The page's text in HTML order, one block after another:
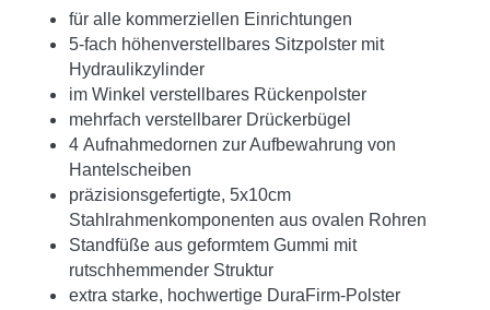
für alle kommerziellen Einrichtungen
5-fach höhenverstellbares Sitzpolster mit
Hydraulikzylinder
im Winkel verstellbares Rückenpolster
mehrfach verstellbarer Drückerbügel
4 Aufnahmedornen zur Aufbewahrung von
Hantelscheiben
präzisionsgefertigte, 5x10cm
Stahlrahmenkomponenten aus ovalen Rohren
Standfüße aus geformtem Gummi mit
rutschhemmender Struktur
extra starke, hochwertige DuraFirm-Polster